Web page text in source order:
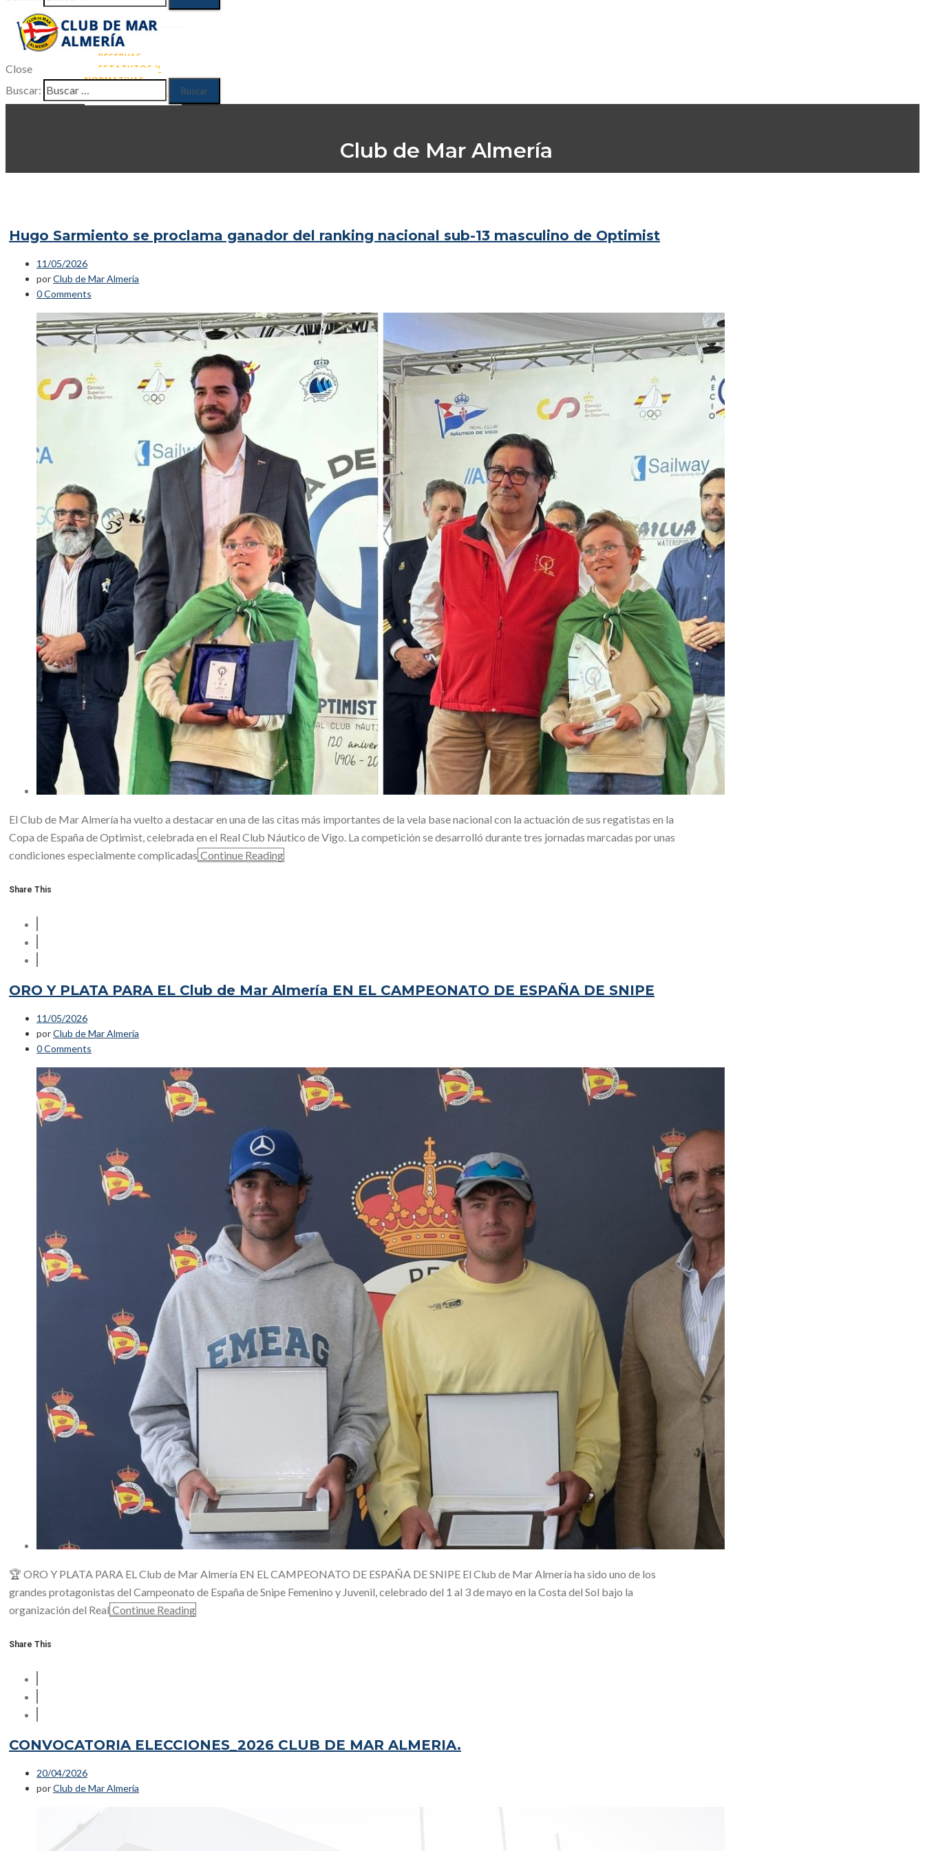
NATACIÓN
ACTUALIDAD
CONTACTO
ZONA DE SOCIOS
RESERVAS
ESTATUTOS Y
NORMATIVAS
Close
Buscar:
Club de Mar Almería
Hugo Sarmiento se proclama ganador del ranking nacional sub-13 masculino de Optimist
11/05/2026
porClub de Mar Almería
0 Comments
El Club de Mar Almería ha vuelto a destacar en una de las citas más importantes de la vela base nacional con la actuación de sus regatistas en la
Copa de España de Optimist, celebrada en el Real Club Náutico de Vigo. La competición se desarrolló durante tres jornadas marcadas por unas
condiciones especialmente complicadas Continue Reading
Share This
ORO Y PLATA PARA EL Club de Mar Almería EN EL CAMPEONATO DE ESPAÑA DE SNIPE
11/05/2026
porClub de Mar Almería
0 Comments
🏆 ORO Y PLATA PARA EL Club de Mar Almería EN EL CAMPEONATO DE ESPAÑA DE SNIPE El Club de Mar Almería ha sido uno de los
grandes protagonistas del Campeonato de España de Snipe Femenino y Juvenil, celebrado del 1 al 3 de mayo en la Costa del Sol bajo la
organización del Real Continue Reading
Share This
CONVOCATORIA ELECCIONES_2026 CLUB DE MAR ALMERIA.
20/04/2026
porClub de Mar Almería